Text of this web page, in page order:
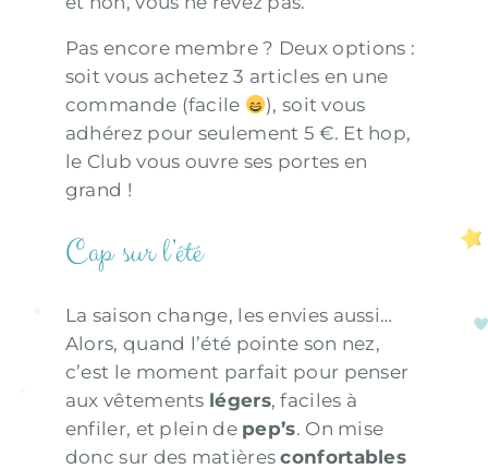
Pas encore membre ? Deux options :
soit vous achetez 3 articles en une
commande (facile
), soit vous
adhérez pour seulement 5 €. Et hop,
le Club vous ouvre ses portes en
grand !
Cap sur l’été
La saison change, les envies aussi…
Alors, quand l’été pointe son nez,
c’est le moment parfait pour penser
aux vêtements légers, faciles à
enfiler, et plein de pep’s. On mise
donc sur des matièresconfortables